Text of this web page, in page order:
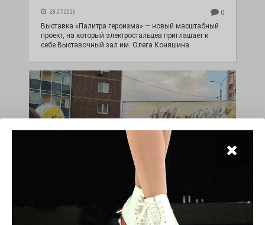
28.07.2026 0
Выставка «Палитра героизма» — новый масштабный
проект, на который электростальцев приглашает к
себе Выставочный зал им. Олега Коняшина.
«Районы-кварталы»
путешествуют по городу